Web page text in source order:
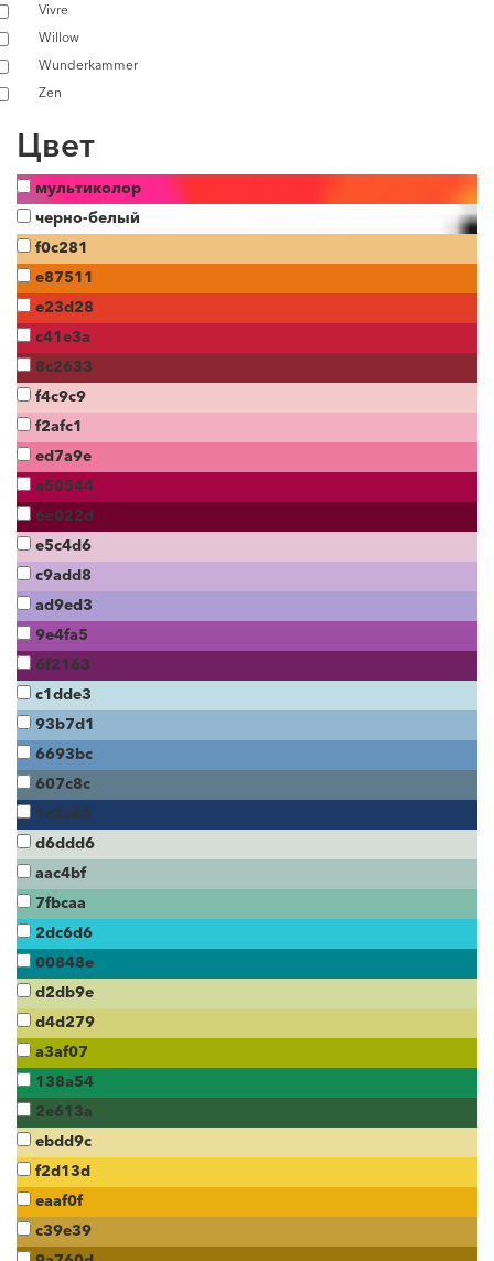
Vivre
Willow
Wunderkammer
Zen
Цвет
мультиколор
черно-белый
f0c281
e87511
e23d28
c41e3a
8c2633
f4c9c9
f2afc1
ed7a9e
a50544
6e022d
e5c4d6
c9add8
ad9ed3
9e4fa5
6f2163
c1dde3
93b7d1
6693bc
607c8c
1c3a65
d6ddd6
aac4bf
7fbcaa
2dc6d6
00848e
d2db9e
d4d279
a3af07
138a54
2e613a
ebdd9c
f2d13d
eaaf0f
c39e39